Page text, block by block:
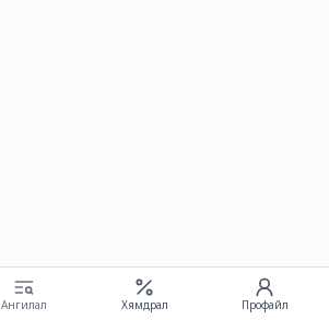
Ангилал Хямдрал Профайл